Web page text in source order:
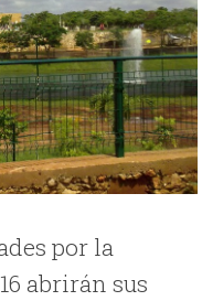
por la
abrirán sus